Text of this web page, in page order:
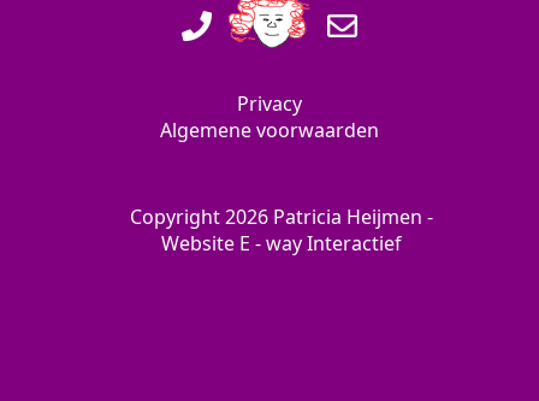
Privacy
Algemene voorwaarden
Copyright 2026 Patricia Heijmen -
Website E - way Interactief